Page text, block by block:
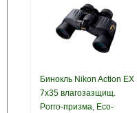
Бинокль Nikon Action EX
7x35 влагозазщищ.
Porro-призма, Eco-